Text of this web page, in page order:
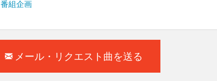
番組企画
メール・リクエスト曲を送る